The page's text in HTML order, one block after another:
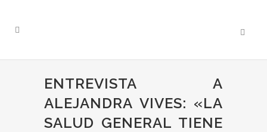
ENTREVISTA A
ALEJANDRA VIVES: «LA
SALUD GENERAL TIENE